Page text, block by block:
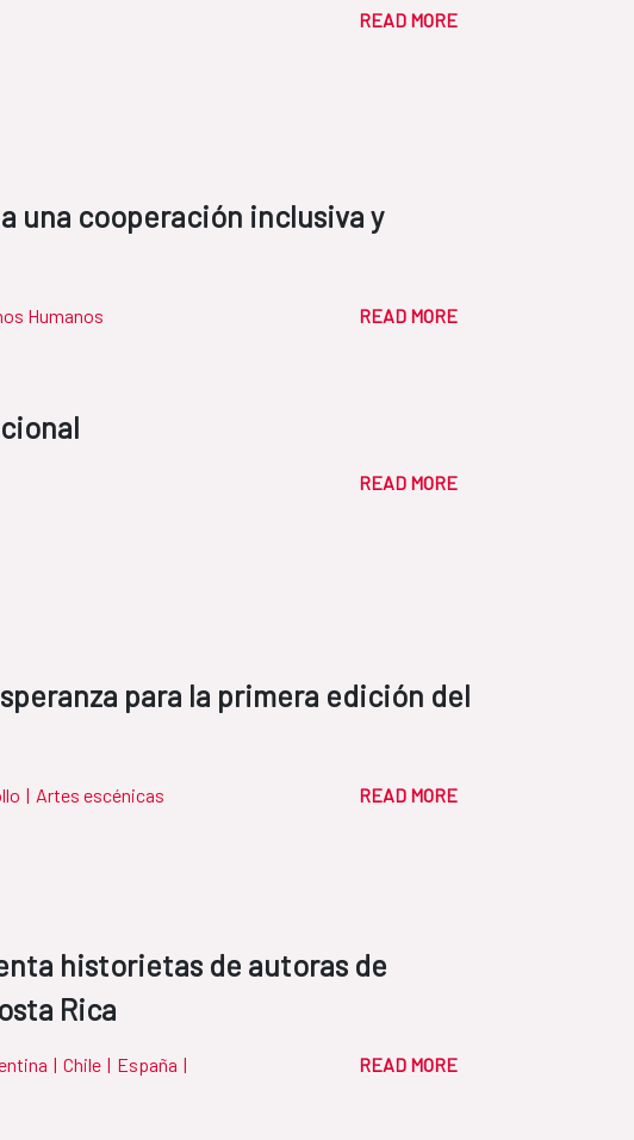
READ MORE
una cooperación inclusiva y
Humanos READ MORE
READ MORE
para la primera edición del
| Artes escénicas READ MORE
historietas de autoras de
Rica
| Chile | España | READ MORE